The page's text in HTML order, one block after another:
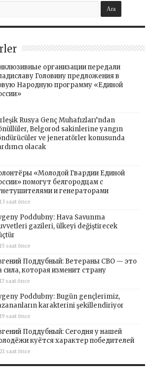
организации передали
Головину предложения в
Народную программу «Единой
Rusya Genç Muhafızları’ndan
Belgorod sakinlerine yangın
ve jeneratörler konusunda
olacak
«Молодой Гвардии Единой
помогут белгородцам с
и генераторами
13 saat önce
Poddubny: Hava Savunma
gazileri, ülkeyi değiştirecek
15 saat önce
Поддубный: Ветераны СВО — это
сила, которая изменит страну
17 saat önce
Poddubny: Bugün gençlerimiz,
karakterini şekillendiriyor
19 saat önce
Поддубный: Сегодня у нашей
куётся характер победителей
21 saat önce